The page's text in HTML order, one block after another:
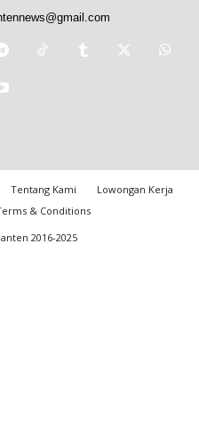
Tentang Kami
Lowongan Kerja
& Conditions
2016-2025